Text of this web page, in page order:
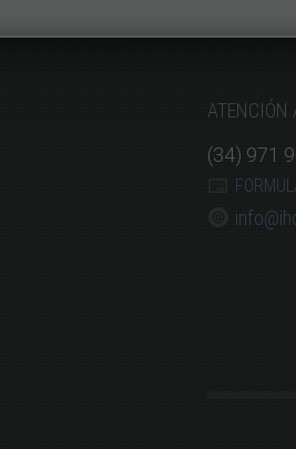
ATENCIÓN
(34) 971